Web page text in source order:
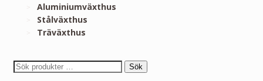
Aluminiumväxthus
Stålväxthus
Träväxthus
Sök